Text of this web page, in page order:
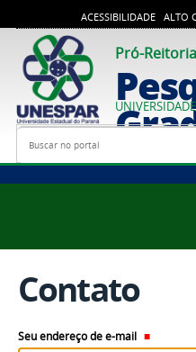
ACESSIBILIDADE ALTO
Pró-
Busca
Contato
Seu endereço de e-mail